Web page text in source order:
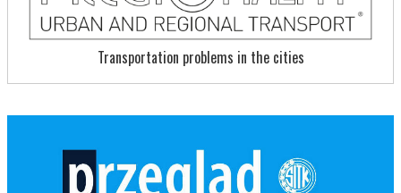
Transportation problems in the cities